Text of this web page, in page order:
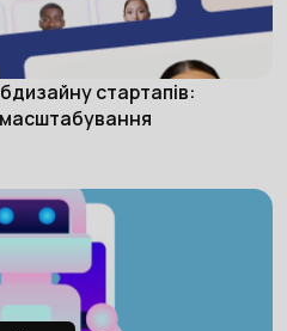
стартапів:
масштабування